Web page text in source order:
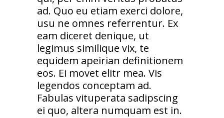
ad. Quo eu etiam exerci dolore,
usu ne omnes referrentur. Ex
eam diceret denique, ut
legimus similique vix, te
equidem apeirian definitionem
eos. Ei movet elitr mea. Vis
legendos conceptam ad.
Fabulas vituperata sadipscing
ei quo, altera numquam est in.